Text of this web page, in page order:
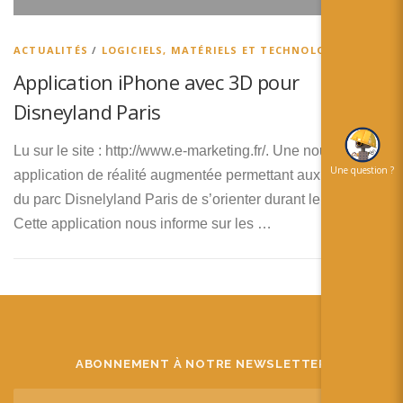
Español
ACTUALITÉS / LOGICIELS, MATÉRIELS ET TECHNOLOGIES
Application iPhone avec 3D pour
Disneyland Paris
Lu sur le site : http://www.e-marketing.fr/. Une nouvelle
application de réalité augmentée permettant aux visiteurs
du parc Disnelyland Paris de s’orienter durant leur visite.
Cette application nous informe sur les …
ABONNEMENT À NOTRE NEWSLETTER
Une question ?